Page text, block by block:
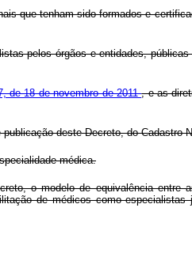
que tenham sido formados e
pelos órgãos e entidades,
de 18 de novembro de 2011, e as
deste Decreto, do Cadastro
médica.
o modelo de equivalência entre
de médicos como especialistas